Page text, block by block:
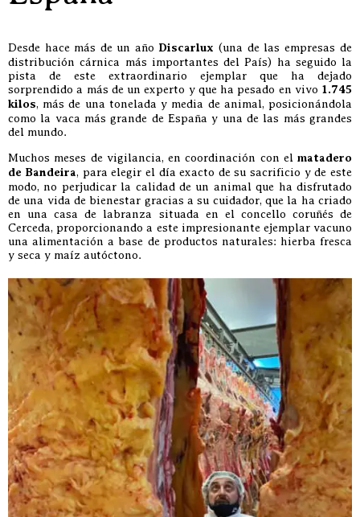
Desde hace más de un año Discarlux (una de las empresas de
distribución cárnica más importantes del País) ha seguido la
pista de este extraordinario ejemplar que ha dejado
sorprendido a más de un experto y que ha pesado en vivo 1.745
kilos, más de una tonelada y media de animal, posicionándola
como la vaca más grande de España y una de las más grandes
del mundo.
Muchos meses de vigilancia, en coordinación con el matadero
de Bandeira, para elegir el día exacto de su sacrificio y de este
modo, no perjudicar la calidad de un animal que ha disfrutado
de una vida de bienestar gracias a su cuidador, que la ha criado
en una casa de labranza situada en el concello coruñés de
Cerceda, proporcionando a este impresionante ejemplar vacuno
una alimentación a base de productos naturales: hierba fresca
y seca y maíz autóctono.